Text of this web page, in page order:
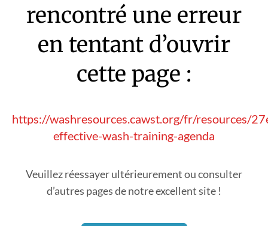
rencontré une erreur
en tentant d’ouvrir
cette page :
https://washresources.cawst.org/fr/resources/
effective-wash-training-agenda
Veuillez réessayer ultérieurement ou consulter
d’autres pages de notre excellent site !